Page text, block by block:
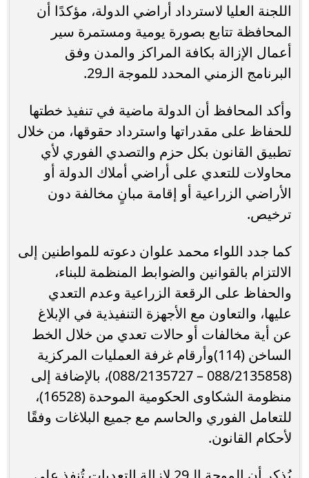
اللجنة العليا لاسترداد أراضي الدولة، مؤكدًا أن
المحافظة تتابع بصورة يومية ومستمرة سير
أعمال الإزالة بكافة المراكز والمدن وفق
البرنامج الزمني المحدد للموجة الـ29.
وأكد المحافظ أن الدولة ماضية في تنفيذ خطتها
للحفاظ على مقدراتها واسترداد حقوقها، من خلال
تطبيق القانون بكل حزم والتصدي الفوري لأي
محاولات للتعدي على أراضي أملاك الدولة أو
الأراضي الزراعية أو إقامة مبانٍ مخالفة دون
ترخيص.
كما جدد اللواء محمد علوان دعوته للمواطنين إلى
الالتزام بالقوانين والضوابط المنظمة للبناء،
والحفاظ على الرقعة الزراعية وعدم التعدي
عليها، والتعاون مع الأجهزة التنفيذية في الإبلاغ
عن أية مخالفات أو حالات تعدي من خلال الخط
الساخن (114)وأرقام غرفة العمليات المركزية
(088/2135858 – 088/2135727)، بالإضافة إلى
منظومة الشكاوى الحكومية الموحدة (16528)،
للتعامل الفوري والحاسم مع جميع البلاغات وفقًا
لأحكام القانون.